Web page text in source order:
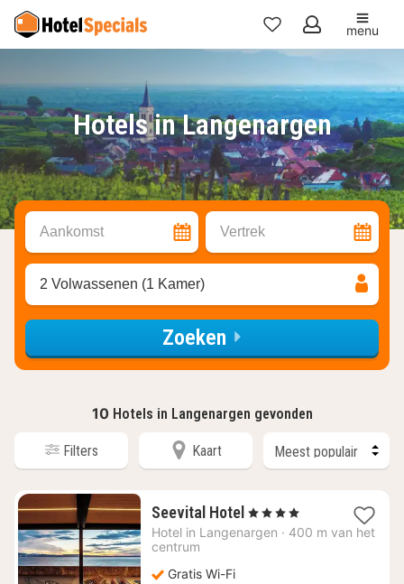
Mijn
menu
Hotels in Langenargen
Aankomst Vertrek
2 Volwassenen (1 Kamer)
Zoeken
10 Hotels in Langenargen gevonden
Filters Kaart
Seevital Hotel 1
nacht
vanaf
, 4 Sterren
Hotel in Langenargen · 400 m van het
centrum
Gratis Wi-Fi